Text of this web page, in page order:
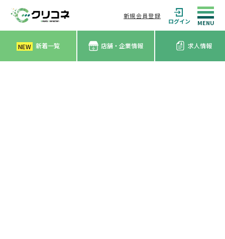
新規会員登録
ログイン
NEW 新着一覧 店舗・企業情報 求人情報